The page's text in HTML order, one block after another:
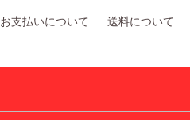
お支払いについて 送料について